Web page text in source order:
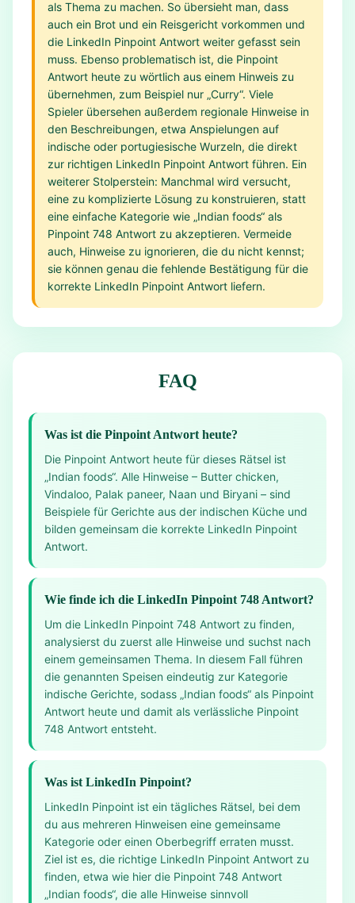
als Thema zu machen. So übersieht man, dass
auch ein Brot und ein Reisgericht vorkommen und
die LinkedIn Pinpoint Antwort weiter gefasst sein
muss. Ebenso problematisch ist, die Pinpoint
Antwort heute zu wörtlich aus einem Hinweis zu
übernehmen, zum Beispiel nur „Curry“. Viele
Spieler übersehen außerdem regionale Hinweise in
den Beschreibungen, etwa Anspielungen auf
indische oder portugiesische Wurzeln, die direkt
zur richtigen LinkedIn Pinpoint Antwort führen. Ein
weiterer Stolperstein: Manchmal wird versucht,
eine zu komplizierte Lösung zu konstruieren, statt
eine einfache Kategorie wie „Indian foods“ als
Pinpoint 748 Antwort zu akzeptieren. Vermeide
auch, Hinweise zu ignorieren, die du nicht kennst;
sie können genau die fehlende Bestätigung für die
korrekte LinkedIn Pinpoint Antwort liefern.
FAQ
Was ist die Pinpoint Antwort heute?
Die Pinpoint Antwort heute für dieses Rätsel ist
„Indian foods“. Alle Hinweise – Butter chicken,
Vindaloo, Palak paneer, Naan und Biryani – sind
Beispiele für Gerichte aus der indischen Küche und
bilden gemeinsam die korrekte LinkedIn Pinpoint
Antwort.
Wie finde ich die LinkedIn Pinpoint 748 Antwort?
Um die LinkedIn Pinpoint 748 Antwort zu finden,
analysierst du zuerst alle Hinweise und suchst nach
einem gemeinsamen Thema. In diesem Fall führen
die genannten Speisen eindeutig zur Kategorie
indische Gerichte, sodass „Indian foods“ als Pinpoint
Antwort heute und damit als verlässliche Pinpoint
748 Antwort entsteht.
Was ist LinkedIn Pinpoint?
LinkedIn Pinpoint ist ein tägliches Rätsel, bei dem
du aus mehreren Hinweisen eine gemeinsame
Kategorie oder einen Oberbegriff erraten musst.
Ziel ist es, die richtige LinkedIn Pinpoint Antwort zu
finden, etwa wie hier die Pinpoint 748 Antwort
„Indian foods“, die alle Hinweise sinnvoll